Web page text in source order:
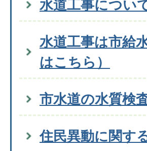
水道工事につい
水道工事は市給
はこちら）
市水道の水質検
住民異動に関す